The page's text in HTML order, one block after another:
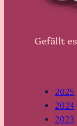
Gefällt
2025
2024
2023